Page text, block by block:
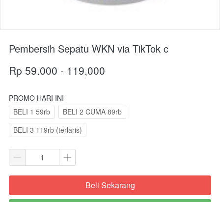
Pembersih Sepatu WKN via TikTok c
Rp 59.000 - 119,000
PROMO HARI INI
BELI 1 59rb
BELI 2 CUMA 89rb
BELI 3 119rb (terlaris)
`Beli Sekarang